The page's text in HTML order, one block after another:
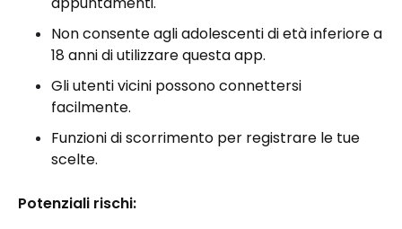
Non consente agli adolescenti di età inferiore a
18 anni di utilizzare questa app.
Gli utenti vicini possono connettersi
facilmente.
Funzioni di scorrimento per registrare le tue
scelte.
Potenziali rischi: